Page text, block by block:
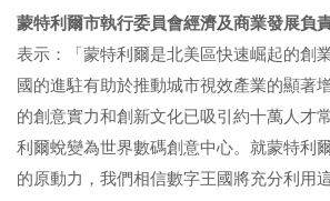
蒙特利爾市執行委員會經濟及商業發展負
表示：「蒙特利爾是北美區快速崛起的創
國的進駐有助於推動城市視效產業的顯著
的創意實力和創新文化已吸引約十萬人才
利爾蛻變為世界數碼創意中心。就蒙特利
的原動力，我們相信數字王國將充分利用